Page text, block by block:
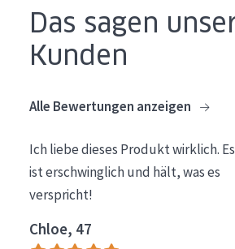
Serum
Reinigung
PRODUKTLINIE
Lift+
Expert
HAUTTYP
Das sagen
Kunden
Alle Bewertungen anzeigen
Ich liebe dieses Produkt wirklich. Es
ist erschwinglich und hält, was es
verspricht!
Chloe, 47